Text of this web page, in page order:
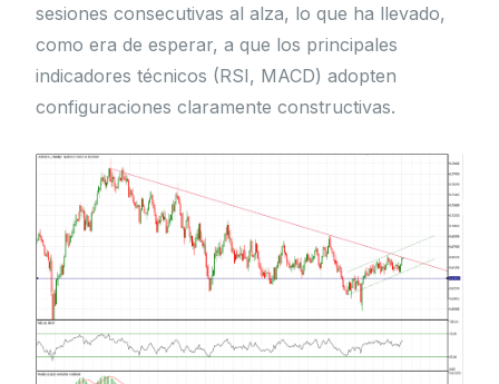
sesiones consecutivas al alza, lo que ha llevado,
como era de esperar, a que los principales
indicadores técnicos (RSI, MACD) adopten
configuraciones claramente constructivas.